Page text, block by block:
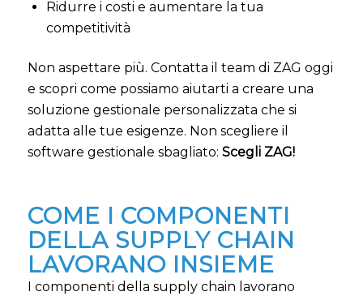
Ridurre i costi e aumentare la tua
competitività
Non aspettare più. Contatta il team di ZAG oggi
e scopri come possiamo aiutarti a creare una
soluzione gestionale personalizzata che si
adatta alle tue esigenze. Non scegliere il
software gestionale sbagliato: Scegli ZAG!
COME I COMPONENTI
DELLA SUPPLY CHAIN
LAVORANO INSIEME
I componenti della supply chain lavorano